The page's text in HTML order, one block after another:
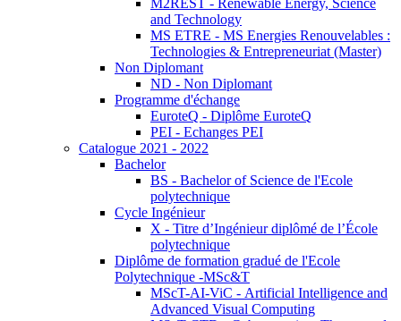
M2REST - Renewable Energy, Science
and Technology
MS ETRE - MS Energies Renouvelables :
Technologies & Entrepreneuriat (Master)
Non Diplomant
ND - Non Diplomant
Programme d'échange
EuroteQ - Diplôme EuroteQ
PEI - Echanges PEI
Catalogue 2021 - 2022
Bachelor
BS - Bachelor of Science de l'Ecole
polytechnique
Cycle Ingénieur
X - Titre d’Ingénieur diplômé de l’École
polytechnique
Diplôme de formation gradué de l'Ecole
Polytechnique -MSc&T
MScT-AI-ViC - Artificial Intelligence and
Advanced Visual Computing